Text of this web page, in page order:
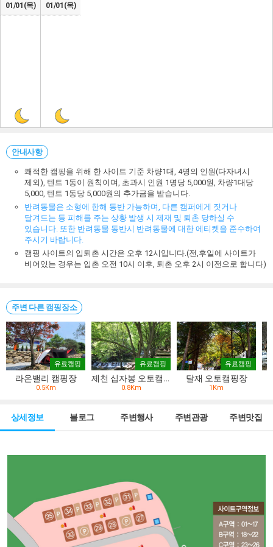
01/01(목) 01/01(목)
안내사항
쾌적한 캠핑을 위해 한 사이트 기준 차량1대, 4명의 인원(다자녀시
제외), 텐트 1동이 원칙이며, 초과시 인원 1명당 5,000원, 차량1대당
5,000, 텐트 1동당 5,000원의 추가금을 받습니다.
반려동물은 소형에 한해 동반 가능하며, 다른 캠퍼에게 짓거나
달겨드는 등 피해를 주는 상황 발생 시 제재 및 퇴촌 당하실 수
있습니다. 또한 반려동물 동반시 반려동물에 대한 에티켓을 준수하여
주시기 바랍니다.
캠핑 사이트의 입퇴촌 시간은 오후 12시입니다.(전,후일에 사이트가
비어있는 경우는 입촌 오전 10시 이후, 퇴촌 오후 2시 이전으로 합니다)
주변 다른 캠핑장소
유료캠핑
라온밸리 캠핑장
0.5Km
유료캠핑
제천 십자봉 오토캠핑장
0.8Km
유료캠핑
달재 오토캠핑장
1Km
상세정보 블로그 주변행사 주변관광 주변맛집